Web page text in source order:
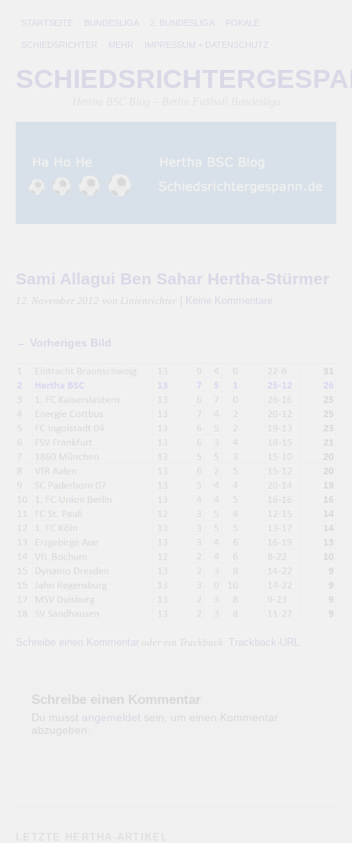
STARTSEITE BUNDESLIGA 2. BUNDESLIGA POKALE
SCHIEDSRICHTER MEHR IMPRESSUM + DATENSCHUTZ
Sami Allagui Ben Sahar Hertha-Stürmer
12. November 2012 von Linienrichter Keine Kommentare
← Vorheriges Bild
Schreibe einen Kommentar oder ein Trackback: Trackback-URL
Schreibe einen Kommentar
Du musst angemeldet sein, um einen Kommentar
abzugeben.